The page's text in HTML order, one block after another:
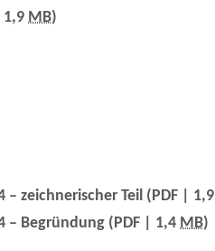
1,9 MB)
zeichnerischer Teil (PDF | 1,9
– Begründung (PDF | 1,4 MB)